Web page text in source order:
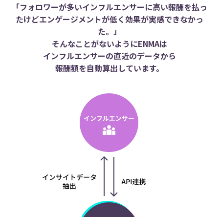
「フォロワーが多いインフルエンサーに高い報酬を払っ
たけどエンゲージメントが低く効果が実感できなかっ
た。」
そんなことがないようにENMAは
インフルエンサーの直近のデータから
報酬額を自動算出しています。